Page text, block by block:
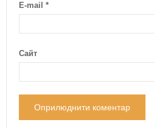
E-mail *
Сайт